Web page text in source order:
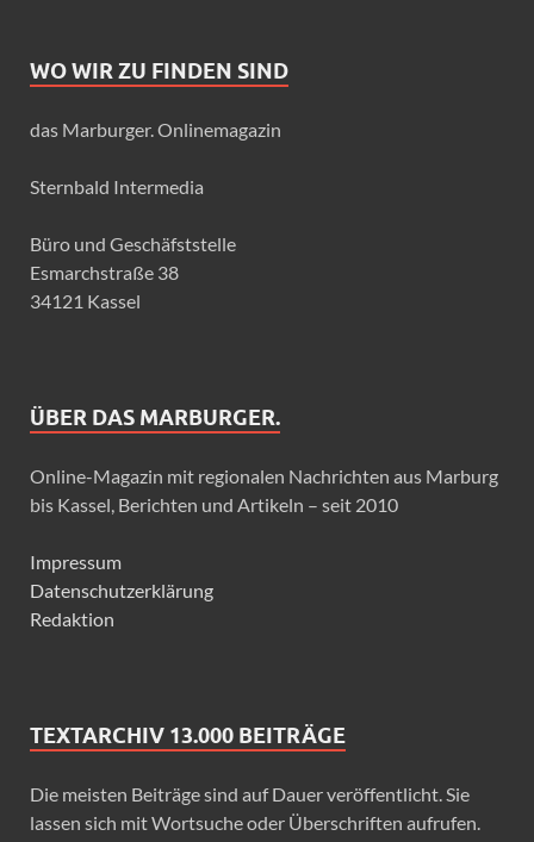
WO WIR ZU FINDEN SIND
das Marburger. Onlinemagazin
Sternbald Intermedia
Büro und Geschäfststelle
Esmarchstraße 38
34121 Kassel
ÜBER DAS MARBURGER.
Online-Magazin mit regionalen Nachrichten aus Marburg
bis Kassel, Berichten und Artikeln – seit 2010
Impressum
Datenschutzerklärung
Redaktion
TEXTARCHIV 13.000 BEITRÄGE
Die meisten Beiträge sind auf Dauer veröffentlicht. Sie
lassen sich mit Wortsuche oder Überschriften aufrufen.